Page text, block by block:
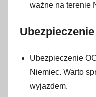
s
y
ważne na terenie
Ubezpieczenie
Niemiec. Warto
wyjazdem.